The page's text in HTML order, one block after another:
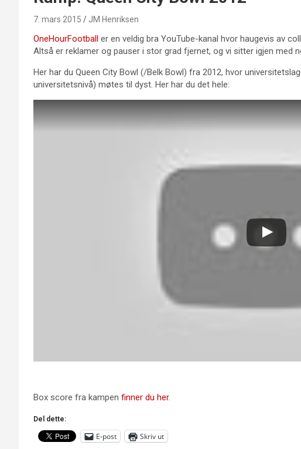
7. mars 2015 JM Henriksen
OneHourFootball er en veldig bra YouTube-kanal hvor haugevis av
Altså er reklamer og pauser i stor grad fjernet, og vi sitter igjen med
Her har du Queen City Bowl (/Belk Bowl) fra 2012, hvor
universitetsnivå) møtes til dyst. Her har du det hele:
Box score fra kampen finner du her.
Del dette:
E-post Skriv ut